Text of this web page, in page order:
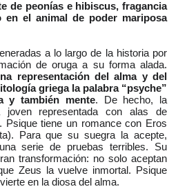
de peonías e hibiscus, fragancia
en el animal de poder mariposa
a lo largo de la historia por
de oruga a su forma alada.
representación del alma y del
griega la palabra “psyche”
y también mente. De hecho, la
joven representada con alas de
Psique tiene un romance con Eros
Para que su suegra la acepte,
serie de pruebas terribles. Su
transformación: no solo aceptan
Zeus la vuelve inmortal. Psique
en la diosa del alma.